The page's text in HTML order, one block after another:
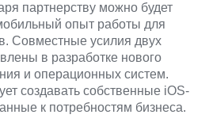
партнерству можно будет
опыт работы для
Совместные усилия двух
в разработке нового
и операционных систем.
создавать собственные iOS-
к потребностям бизнеса.